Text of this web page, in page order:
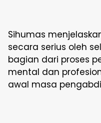
Sihumas
secara serius oleh
bagian dari proses
mental dan
awal masa